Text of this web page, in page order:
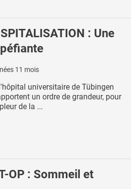
: Une
11 mois
universitaire de Tübingen
un ordre de grandeur, pour
de la ...
OP : Sommeil et